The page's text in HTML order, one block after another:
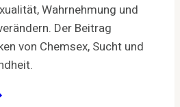
Wahrnehmung und
Der Beitrag
von Chemsex, Sucht und